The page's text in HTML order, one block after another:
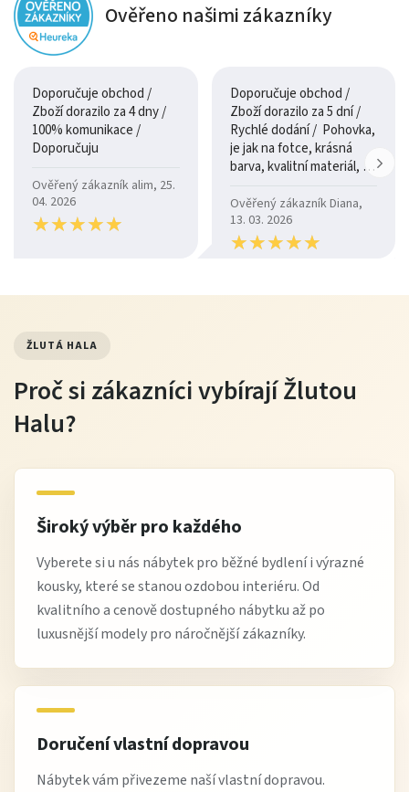
Ověřeno našimi zákazníky
Doporučuje obchod /
Zboží dorazilo za 4 dny /
100% komunikace /
Doporučuju
Ověřený zákazník alim, 25.
04. 2026
★★★★★
★★★★★
Doporučuje obchod /
Zboží dorazilo za 5 dní /
Rychlé dodání / Pohovka,
je jak na fotce, krásná
barva, kvalitní materiál, a
Ověřený zákazník Diana,
13. 03. 2026
★★★★★
★★★★★
ŽLUTÁ HALA
Proč si zákazníci vybírají Žlutou
Halu?
Široký výběr pro každého
Vyberete si u nás nábytek pro běžné bydlení i výrazné
kousky, které se stanou ozdobou interiéru. Od
kvalitního a cenově dostupného nábytku až po
luxusnější modely pro náročnější zákazníky.
Doručení vlastní dopravou
Nábytek vám přivezeme naší vlastní dopravou.